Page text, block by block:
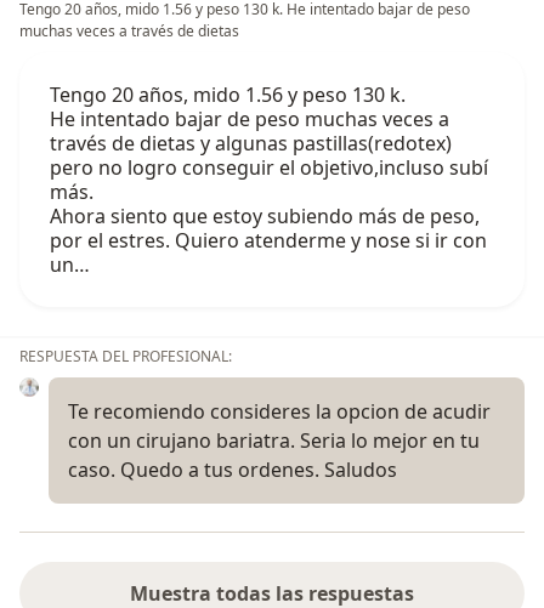
Tengo 20 años, mido 1.56 y peso 130 k. He intentado bajar de peso
muchas veces a través de dietas
Tengo 20 años, mido 1.56 y peso 130 k.
He intentado bajar de peso muchas veces a
través de dietas y algunas pastillas(redotex)
pero no logro conseguir el objetivo,incluso subí
más.
Ahora siento que estoy subiendo más de peso,
por el estres. Quiero atenderme y nose si ir con
un…
RESPUESTA DEL PROFESIONAL:
Te recomiendo consideres la opcion de acudir
con un cirujano bariatra. Seria lo mejor en tu
caso. Quedo a tus ordenes. Saludos
Muestra todas las respuestas